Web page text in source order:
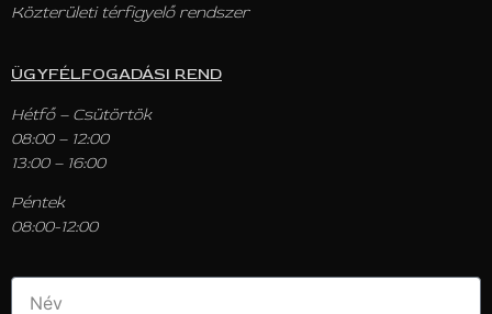
Közterületi térfigyelő rendszer
ÜGYFÉLFOGADÁSI REND
Hétfő – Csütörtök
08:00 – 12:00
13:00 – 16:00
Péntek
08:00-12:00